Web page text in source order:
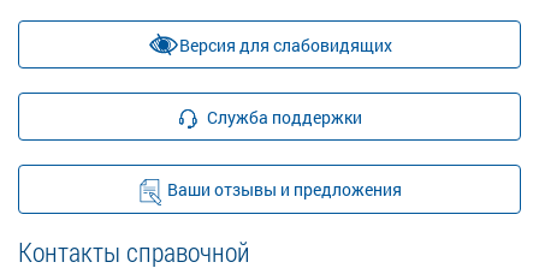
Версия для слабовидящих
Служба поддержки
Ваши отзывы и предложения
Контакты справочной